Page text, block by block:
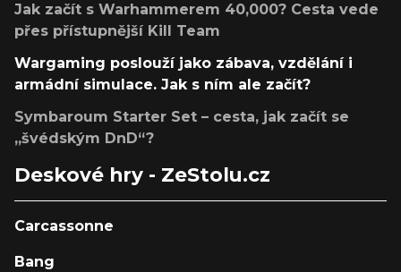
Jak začít s Warhammerem 40,000? Cesta vede
přes přístupnější Kill Team
Wargaming poslouží jako zábava, vzdělání i
armádní simulace. Jak s ním ale začít?
Symbaroum Starter Set – cesta, jak začít se
„švédským DnD“?
Deskové hry - ZeStolu.cz
Carcassonne
Bang